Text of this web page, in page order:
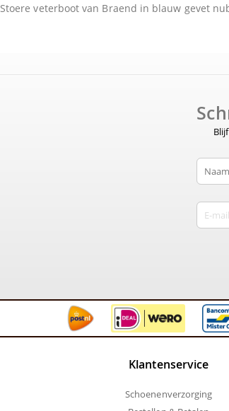
Stoere veterboot van Braend in blauw gevet
Klantenservice
Schoenenverzorging